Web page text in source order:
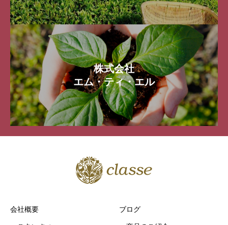
株式会社
エム・ティ・エル
会社概要 ブログ